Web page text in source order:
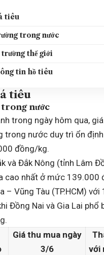
tiêu
trong nước
thế giới
tin hồ tiêu
tiêu
nước
trong ngày hôm qua,
trong nước duy trì ổn
đồng/kg.
và Đắk Nông (tỉnh Lâm
cao nhất ở mức 139.000
– Vũng Tàu (TP.HCM)
Đồng Nai và Gia Lai phổ
Giá thu mua ngày
3/6
với